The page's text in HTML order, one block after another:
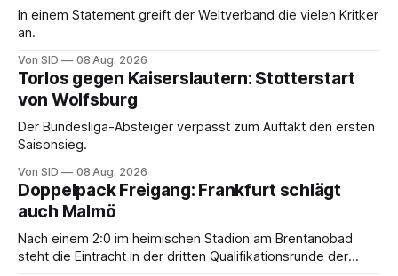
In einem Statement greift der Weltverband die vielen Kritker
an.
Von SID 08 Aug. 2026
Torlos gegen Kaiserslautern: Stotterstart
von Wolfsburg
Der Bundesliga-Absteiger verpasst zum Auftakt den ersten
Saisonsieg.
Von SID 08 Aug. 2026
Doppelpack Freigang: Frankfurt schlägt
auch Malmö
Nach einem 2:0 im heimischen Stadion am Brentanobad
steht die Eintracht in der dritten Qualifikationsrunde der